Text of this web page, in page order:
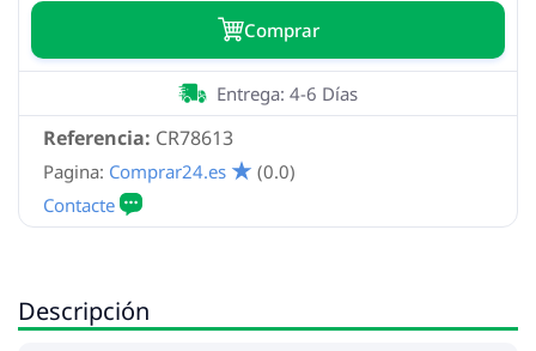
Сomprar
Referencia: CR78613
Entrega: 4-6 Días
Pagina: Comprar24.es (0.0)
Descripción